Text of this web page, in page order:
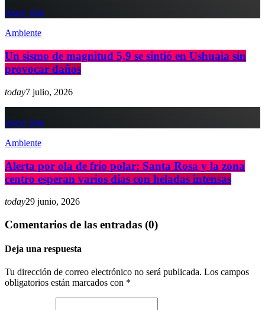
insert_link
Ambiente
Un sismo de magnitud 5,9 se sintió en Ushuaia sin
provocar daños
today7 julio, 2026
insert_link
Ambiente
Alerta por ola de frío polar: Santa Rosa y la zona
centro esperan varios días con heladas intensas
today29 junio, 2026
Comentarios de las entradas (0)
Deja una respuesta
Tu dirección de correo electrónico no será publicada. Los campos
obligatorios están marcados con *